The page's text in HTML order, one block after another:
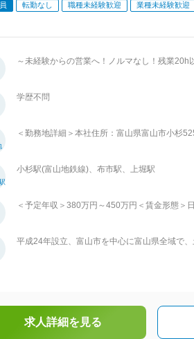
転勤なし 職種未経験歓迎 業種未経験歓迎
～未経験からの営業へ！ノルマなし！残業20h以内／富山を支える総合建
事計画等をチェックして、最も適した事業者が選ばれます。 ■入社後の流れ ご入社後は社長はじめ
（パソコン入力等） ■はたらき方： 残業時間の月平均：20H以内の状況です ■会社の特徴： 富山の社会基盤整備に貢献し、地域
学歴不問
＜勤務地詳細＞本社住所：富山県富山市小杉
小杉駅(富山地鉄線)、布市駅、上堀駅
＜予定年収＞380万円～450万円＜賃金形態＞
り、選考を通じて上下する可能性があります
平成24年設立、富山市を中心に富山県全域で
求人詳細を見る